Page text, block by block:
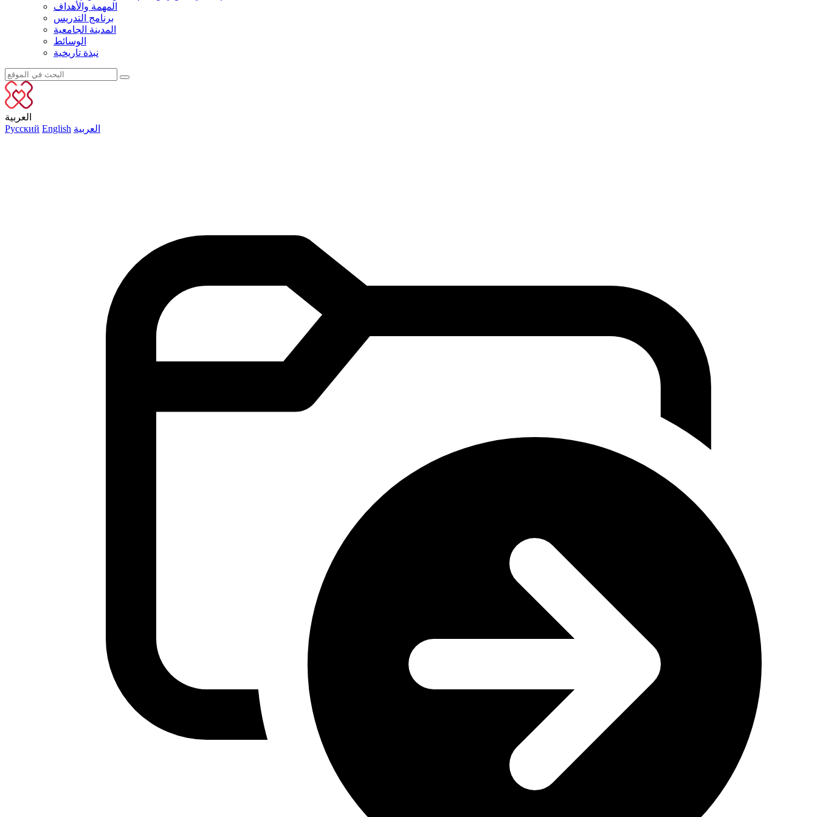
المهمة والأهداف
برنامج التدريس
المدينة الجامعية
الوسائط
نبذة تاريخية
العربية
Русский English العربية